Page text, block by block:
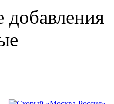
добавления